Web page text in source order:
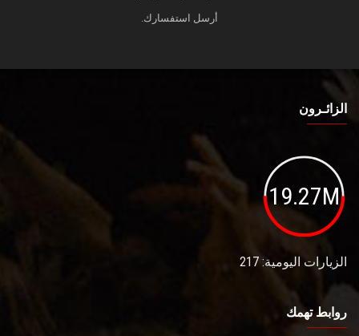
أرسل استفسارك.
الزائـرون
19.27M
الزيارات اليومية: 217
روابط تهمك